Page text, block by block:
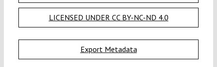
LICENSED UNDER CC BY-NC-ND 4.0
Export Metadata